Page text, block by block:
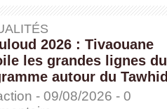
2026 : Tivaouane
les grandes lignes du
autour du Tawhid
- 09/08/2026 - 0